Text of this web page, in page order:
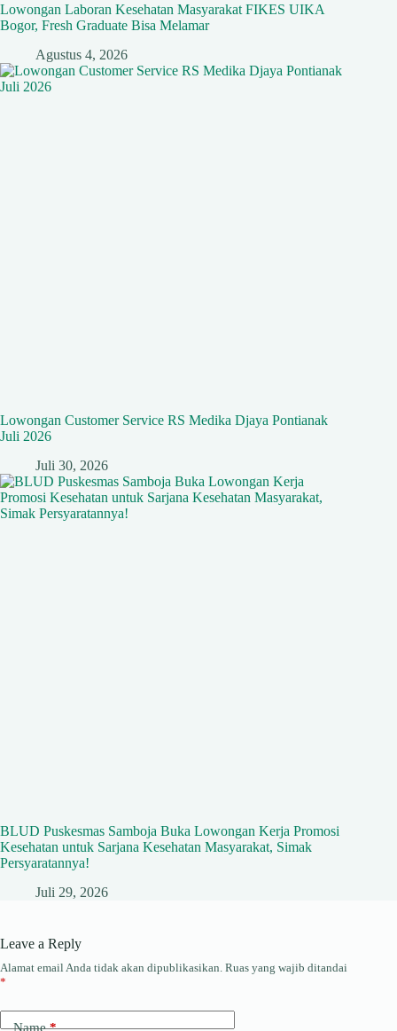
Lowongan Laboran Kesehatan Masyarakat FIKES UIKA
Bogor, Fresh Graduate Bisa Melamar
Agustus 4, 2026
Lowongan Customer Service RS Medika Djaya Pontianak
Juli 2026
Juli 30, 2026
BLUD Puskesmas Samboja Buka Lowongan Kerja Promosi
Kesehatan untuk Sarjana Kesehatan Masyarakat, Simak
Persyaratannya!
Juli 29, 2026
Leave a Reply
Alamat email Anda tidak akan dipublikasikan. Ruas yang wajib ditandai
*
Name*